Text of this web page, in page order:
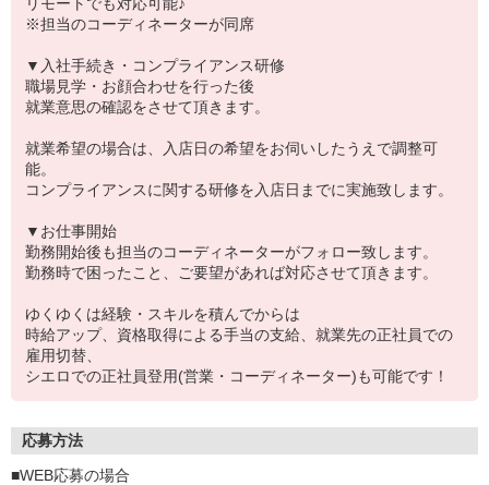
※担当のコーディネーターが同席
▼入社手続き・コンプライアンス研修
職場見学・お顔合わせを行った後
就業意思の確認をさせて頂きます。
就業希望の場合は、入店日の希望をお伺いしたうえで調整可
能。
コンプライアンスに関する研修を入店日までに実施致します。
▼お仕事開始
勤務開始後も担当のコーディネーターがフォロー致します。
勤務時で困ったこと、ご要望があれば対応させて頂きます。
ゆくゆくは経験・スキルを積んでからは
時給アップ、資格取得による手当の支給、就業先の正社員での
雇用切替、
シエロでの正社員登用(営業・コーディネーター)も可能です！
応募方法
■WEB応募の場合